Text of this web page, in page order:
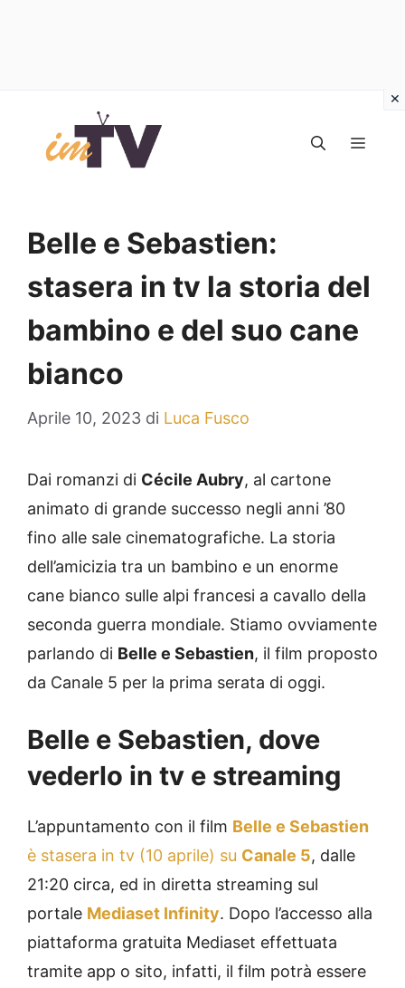
contenuto
Belle e Sebastien:
stasera in tv la storia del
bambino e del suo cane
bianco
Aprile 10, 2023 di Luca Fusco
Dai romanzi di Cécile Aubry, al cartone
animato di grande successo negli anni ’80
fino alle sale cinematografiche. La storia
dell’amicizia tra un bambino e un enorme
cane bianco sulle alpi francesi a cavallo della
seconda guerra mondiale. Stiamo ovviamente
parlando di Belle e Sebastien, il film proposto
da Canale 5 per la prima serata di oggi.
Belle e Sebastien, dove
vederlo in tv e streaming
L’appuntamento con il film Belle e Sebastien
è stasera in tv (10 aprile) su Canale 5, dalle
21:20 circa, ed in diretta streaming sul
portale Mediaset Infinity. Dopo l’accesso alla
piattaforma gratuita Mediaset effettuata
tramite app o sito, infatti, il film potrà essere